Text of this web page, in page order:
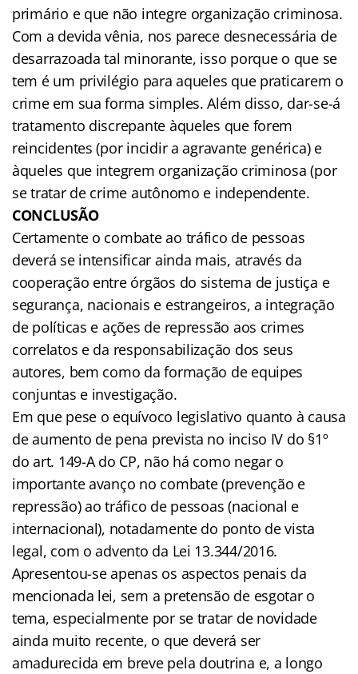
primário e que não integre organização criminosa.
Com a devida vênia, nos parece desnecessária de
desarrazoada tal minorante, isso porque o que se
tem é um privilégio para aqueles que praticarem o
crime em sua forma simples. Além disso, dar-se-á
tratamento discrepante àqueles que forem
reincidentes (por incidir a agravante genérica) e
àqueles que integrem organização criminosa (por
se tratar de crime autônomo e independente.
CONCLUSÃO
Certamente o combate ao tráfico de pessoas
deverá se intensificar ainda mais, através da
cooperação entre órgãos do sistema de justiça e
segurança, nacionais e estrangeiros, a integração
de políticas e ações de repressão aos crimes
correlatos e da responsabilização dos seus
autores, bem como da formação de equipes
conjuntas e investigação.
Em que pese o equívoco legislativo quanto à causa
de aumento de pena prevista no inciso IV do §1º
do art. 149-A do CP, não há como negar o
importante avanço no combate (prevenção e
repressão) ao tráfico de pessoas (nacional e
internacional), notadamente do ponto de vista
legal, com o advento da Lei 13.344/2016.
Apresentou-se apenas os aspectos penais da
mencionada lei, sem a pretensão de esgotar o
tema, especialmente por se tratar de novidade
ainda muito recente, o que deverá ser
amadurecida em breve pela doutrina e, a longo